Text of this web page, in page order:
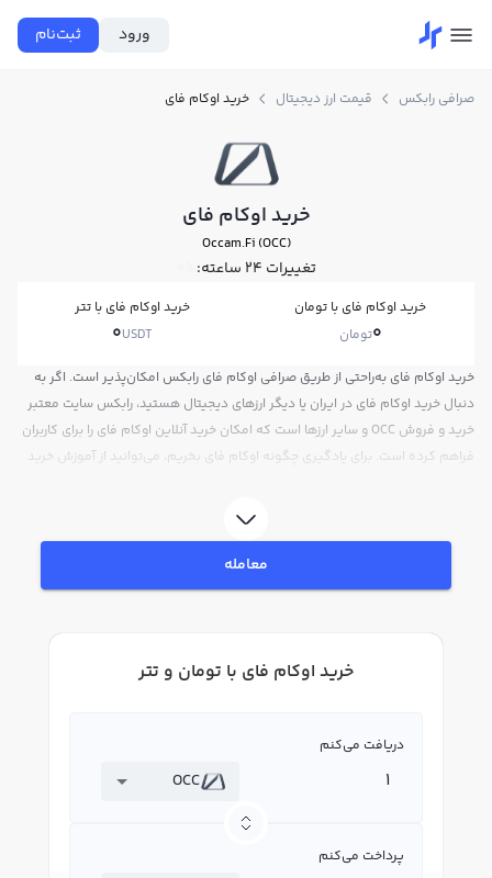
ورود ثبت‌نام
صرافی رابکس قیمت ارز دیجیتال خرید اوکام فای
خرید اوکام فای
Occam.Fi (OCC)
تغییرات ۲۴ ساعته: 0%
خرید اوکام فای با تومان
0تومان
خرید اوکام فای با تتر
0USDT
خرید اوکام فای به‌راحتی از طریق صرافی اوکام فای رابکس امکان‌پذیر است. اگر به
دنبال خرید اوکام فای در ایران یا دیگر ارزهای دیجیتال هستید، رابکس سایت معتبر
خرید و فروش OCC و سایر ارزها است که امکان خرید آنلاین اوکام فای را برای کاربران
فراهم کرده است. برای یادگیری چگونه اوکام فای بخریم، می‌توانید از آموزش خرید
OCC بپردازید. در بازار رابکس، قیمت لحظه‌ای، نمودار و امکانات فروش اوکام فای نیز
در دسترس شما قرار دارد تا بتوانید تصمیمات بهتری در معاملات خود بگیرید.
معامله
خرید اوکام فای با تومان و تتر
دریافت می‌کنم
OCC
پرداخت می‌کنم